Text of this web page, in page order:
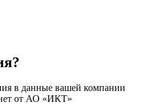
в данные вашей компании
от АО «ИКТ»